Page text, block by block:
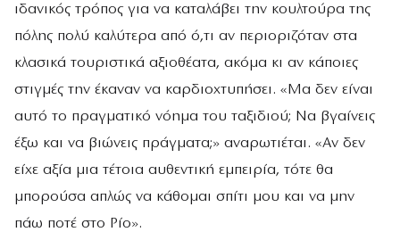
ιδανικός τρόπος για να καταλάβει την κουλτούρα της
πόλης πολύ καλύτερα από ό,τι αν περιοριζόταν στα
κλασικά τουριστικά αξιοθέατα, ακόμα κι αν κάποιες
στιγμές την έκαναν να καρδιοχτυπήσει. «Μα δεν είναι
αυτό το πραγματικό νόημα του ταξιδιού; Να βγαίνεις
έξω και να βιώνεις πράγματα;» αναρωτιέται. «Αν δεν
είχε αξία μια τέτοια αυθεντική εμπειρία, τότε θα
μπορούσα απλώς να κάθομαι σπίτι μου και να μην
πάω ποτέ στο Ρίο».